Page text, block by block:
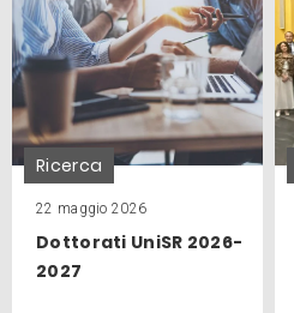
Ricerca
22 maggio 2026
Dottorati UniSR 2026-
2027